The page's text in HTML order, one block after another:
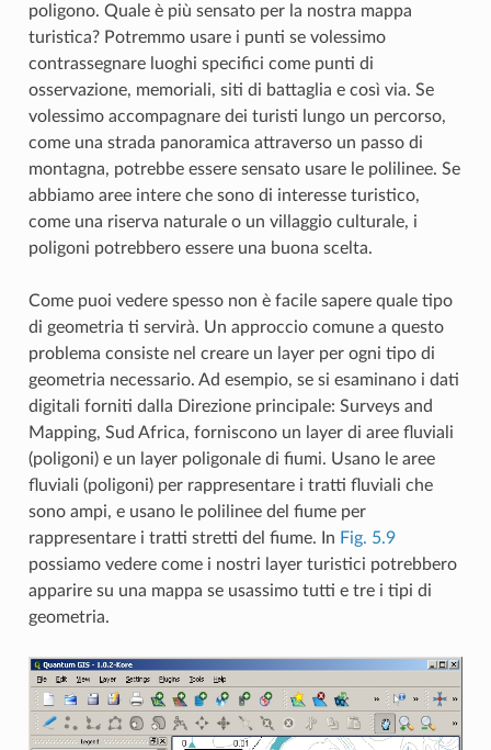
poligono. Quale è più sensato per la nostra mappa
turistica? Potremmo usare i punti se volessimo
contrassegnare luoghi specifici come punti di
osservazione, memoriali, siti di battaglia e così via. Se
volessimo accompagnare dei turisti lungo un percorso,
come una strada panoramica attraverso un passo di
montagna, potrebbe essere sensato usare le polilinee. Se
abbiamo aree intere che sono di interesse turistico,
come una riserva naturale o un villaggio culturale, i
poligoni potrebbero essere una buona scelta.
Come puoi vedere spesso non è facile sapere quale tipo
di geometria ti servirà. Un approccio comune a questo
problema consiste nel creare un layer per ogni tipo di
geometria necessario. Ad esempio, se si esaminano i dati
digitali forniti dalla Direzione principale: Surveys and
Mapping, Sud Africa, forniscono un layer di aree fluviali
(poligoni) e un layer poligonale di fiumi. Usano le aree
fluviali (poligoni) per rappresentare i tratti fluviali che
sono ampi, e usano le polilinee del fiume per
rappresentare i tratti stretti del fiume. In Fig. 5.9
possiamo vedere come i nostri layer turistici potrebbero
apparire su una mappa se usassimo tutti e tre i tipi di
geometria.